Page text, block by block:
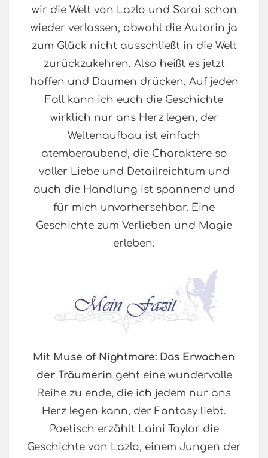
wir die Welt von Lazlo und Sarai schon
wieder verlassen, obwohl die Autorin ja
zum Glück nicht ausschließt in die Welt
zurückzukehren. Also heißt es jetzt
hoffen und Daumen drücken. Auf jeden
Fall kann ich euch die Geschichte
wirklich nur ans Herz legen, der
Weltenaufbau ist einfach
atemberaubend, die Charaktere so
voller Liebe und Detailreichtum und
auch die Handlung ist spannend und
für mich unvorhersehbar. Eine
Geschichte zum Verlieben und Magie
erleben.
Mit Muse of Nightmare: Das Erwachen
der Träumerin geht eine wundervolle
Reihe zu ende, die ich jedem nur ans
Herz legen kann, der Fantasy liebt.
Poetisch erzählt Laini Taylor die
Geschichte von Lazlo, einem Jungen der